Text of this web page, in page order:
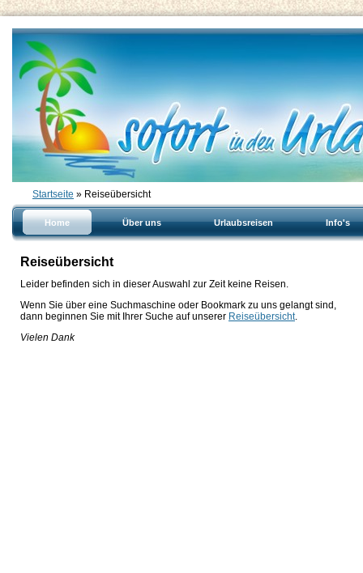
Startseite » Reiseübersicht
Home Über uns Urlaubsreisen Info's
Reiseübersicht
Leider befinden sich in dieser Auswahl zur Zeit keine Reisen.
Wenn Sie über eine Suchmaschine oder Bookmark zu uns gelangt sind,
dann beginnen Sie mit Ihrer Suche auf unserer Reiseübersicht.
Vielen Dank